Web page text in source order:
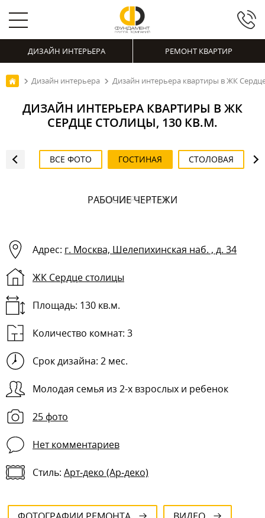
ДИЗАЙН ИНТЕРЬЕРА РЕМОНТ КВАРТИР
Дизайн интерьера Дизайн интерьера квартиры в ЖК
ДИЗАЙН ИНТЕРЬЕРА КВАРТИРЫ В ЖК
СЕРДЦЕ СТОЛИЦЫ, 130 КВ.М.
ВСЕ ФОТО ГОСТИНАЯ СТОЛОВАЯ
ГОСТИНАЯ
ГОСТИНАЯ
ГОСТИНАЯ
ГОСТИНАЯ
СТОЛОВАЯ
КУХНЯ
КУХНЯ
КУХНЯ
СПАЛЬНЯ
СПАЛЬНЯ
СПАЛЬНЯ
СПАЛЬНЯ
КАБИНЕТ
КАБИНЕТ
ВАННАЯ
ВАННАЯ
ВАННАЯ
ВАННАЯ
ВАННАЯ
ПРИХОЖАЯ
ПРИХОЖАЯ
ПРИХОЖАЯ
ПРИХОЖАЯ
ПОСТИРОЧНАЯ
РАБОЧИЕ ЧЕРТЕЖИ
Адрес: г. Москва, Шелепихинская наб. , д. 34
ЖК Сердце столицы
Площадь: 130 кв.м.
Количество комнат: 3
Срок дизайна: 2 мес.
Молодая семья из 2-х взрослых и ребенок
25 фото
Нет комментариев
Стиль: Арт‑деко (Ар‑деко)